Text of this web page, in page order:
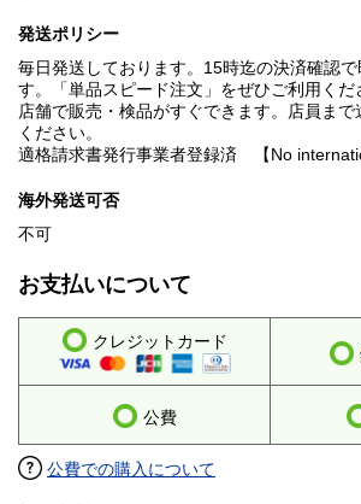
発送ポリシー
毎日発送しております。15時迄の決済確認
す。「単品スピード注文」をぜひご利用くだ
店舗で販売・検品がすぐできます。店員まで
ください。
適格請求書発行事業者登録済 【No
海外発送可否
不可
お支払いについて
クレジットカード
公費
公費での購入について